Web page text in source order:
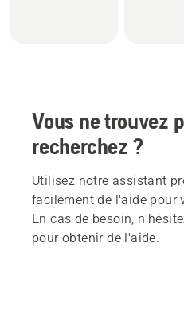
Vous ne trouvez
recherchez ?
Utilisez notre assistant
facilement de l'aide pour
En cas de besoin,
pour obtenir de l'aide.